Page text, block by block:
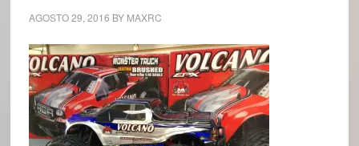
AGOSTO 29, 2016 BY MAXRC